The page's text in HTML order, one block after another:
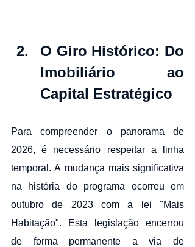
O Giro Histórico: Do
Imobiliário ao
Capital Estratégico
Para compreender o panorama de
2026, é necessário respeitar a linha
temporal. A mudança mais significativa
na história do programa ocorreu em
outubro de 2023 com a lei "Mais
Habitação". Esta legislação encerrou
de forma permanente a via de